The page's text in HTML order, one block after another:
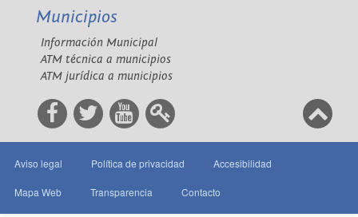
Municipios
Información Municipal
ATM técnica a municipios
ATM jurídica a municipios
Aviso legal Política de privacidad Accesibilidad
Mapa Web Transparencia Contacto